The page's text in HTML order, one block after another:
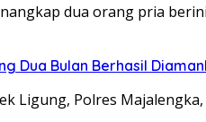
dua orang pria
Dua Bulan Berhasil
Ligung, Polres